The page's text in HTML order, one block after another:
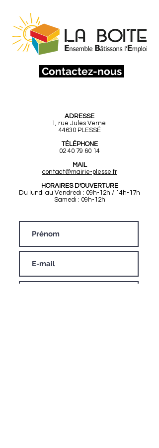
Contactez-nous
ADRESSE
1, rue Jules Verne
44630 PLESSÉ
TÉLÉPHONE
02 40 79 60 14
MAIL
contact@mairie-plesse.fr
HORAIRES D'OUVERTURE
Du lundi au Vendredi : 09h-12h / 14h-17h
Samedi : 09h-12h